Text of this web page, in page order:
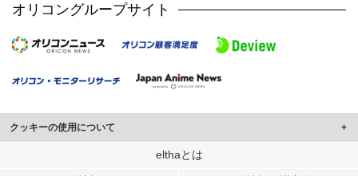
オリコングループサイト
クッキーの使用について
このサイトでは Cookie を使用して、ユーザーに合わせたコンテンツや広告の
elthaとは